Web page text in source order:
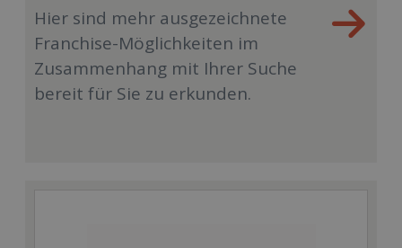
Hier sind mehr ausgezeichnete
Franchise-Möglichkeiten im
Zusammenhang mit Ihrer Suche
bereit für Sie zu erkunden.